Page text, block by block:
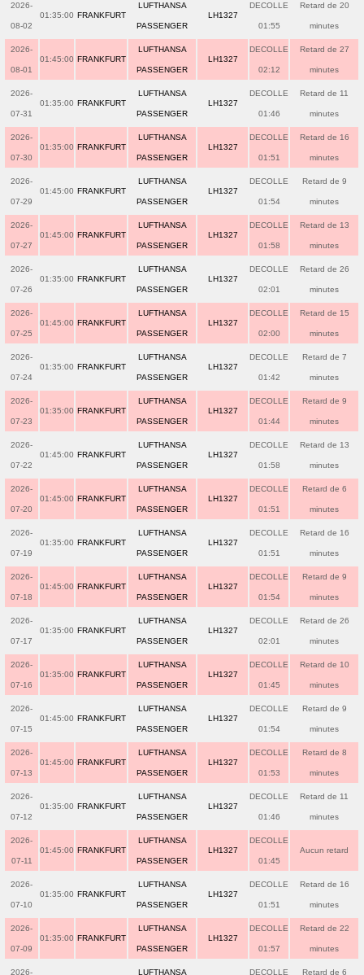
2026-
08-02
01:35:00 FRANKFURT
LUFTHANSA
PASSENGER
LH1327
DECOLLE
01:55
Retard de 20
minutes
2026-
08-01
01:45:00 FRANKFURT
LUFTHANSA
PASSENGER
LH1327
DECOLLE
02:12
Retard de 27
minutes
2026-
07-31
01:35:00 FRANKFURT
LUFTHANSA
PASSENGER
LH1327
DECOLLE
01:46
Retard de 11
minutes
2026-
07-30
01:35:00 FRANKFURT
LUFTHANSA
PASSENGER
LH1327
DECOLLE
01:51
Retard de 16
minutes
2026-
07-29
01:45:00 FRANKFURT
LUFTHANSA
PASSENGER
LH1327
DECOLLE
01:54
Retard de 9
minutes
2026-
07-27
01:45:00 FRANKFURT
LUFTHANSA
PASSENGER
LH1327
DECOLLE
01:58
Retard de 13
minutes
2026-
07-26
01:35:00 FRANKFURT
LUFTHANSA
PASSENGER
LH1327
DECOLLE
02:01
Retard de 26
minutes
2026-
07-25
01:45:00 FRANKFURT
LUFTHANSA
PASSENGER
LH1327
DECOLLE
02:00
Retard de 15
minutes
2026-
07-24
01:35:00 FRANKFURT
LUFTHANSA
PASSENGER
LH1327
DECOLLE
01:42
Retard de 7
minutes
2026-
07-23
01:35:00 FRANKFURT
LUFTHANSA
PASSENGER
LH1327
DECOLLE
01:44
Retard de 9
minutes
2026-
07-22
01:45:00 FRANKFURT
LUFTHANSA
PASSENGER
LH1327
DECOLLE
01:58
Retard de 13
minutes
2026-
07-20
01:45:00 FRANKFURT
LUFTHANSA
PASSENGER
LH1327
DECOLLE
01:51
Retard de 6
minutes
2026-
07-19
01:35:00 FRANKFURT
LUFTHANSA
PASSENGER
LH1327
DECOLLE
01:51
Retard de 16
minutes
2026-
07-18
01:45:00 FRANKFURT
LUFTHANSA
PASSENGER
LH1327
DECOLLE
01:54
Retard de 9
minutes
2026-
07-17
01:35:00 FRANKFURT
LUFTHANSA
PASSENGER
LH1327
DECOLLE
02:01
Retard de 26
minutes
2026-
07-16
01:35:00 FRANKFURT
LUFTHANSA
PASSENGER
LH1327
DECOLLE
01:45
Retard de 10
minutes
2026-
07-15
01:45:00 FRANKFURT
LUFTHANSA
PASSENGER
LH1327
DECOLLE
01:54
Retard de 9
minutes
2026-
07-13
01:45:00 FRANKFURT
LUFTHANSA
PASSENGER
LH1327
DECOLLE
01:53
Retard de 8
minutes
2026-
07-12
01:35:00 FRANKFURT
LUFTHANSA
PASSENGER
LH1327
DECOLLE
01:46
Retard de 11
minutes
2026-
07-11
01:45:00 FRANKFURT
LUFTHANSA
PASSENGER
LH1327
DECOLLE
01:45
Aucun retard
2026-
07-10
01:35:00 FRANKFURT
LUFTHANSA
PASSENGER
LH1327
DECOLLE
01:51
Retard de 16
minutes
2026-
07-09
01:35:00 FRANKFURT
LUFTHANSA
PASSENGER
LH1327
DECOLLE
01:57
Retard de 22
minutes
2026- LUFTHANSA DECOLLE Retard de 6